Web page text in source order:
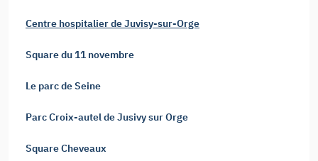
Centre hospitalier de Juvisy-sur-Orge
Square du 11 novembre
Le parc de Seine
Parc Croix-autel de Jusivy sur Orge
Square Cheveaux